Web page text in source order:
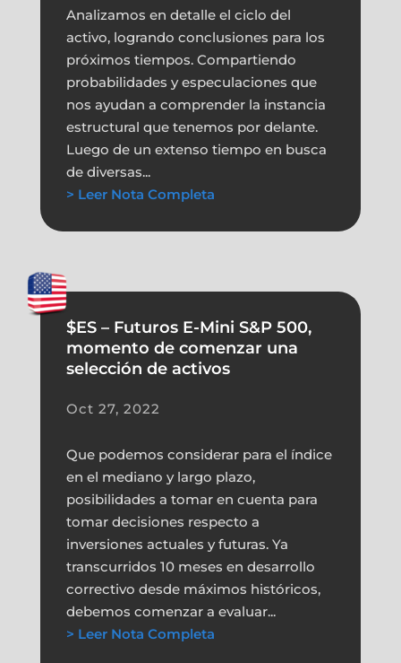
Analizamos en detalle el ciclo del
activo, logrando conclusiones para los
próximos tiempos. Compartiendo
probabilidades y especulaciones que
nos ayudan a comprender la instancia
estructural que tenemos por delante.
Luego de un extenso tiempo en busca
de diversas...
> Leer Nota Completa
$ES – Futuros E-Mini S&P 500,
momento de comenzar una
selección de activos
Oct 27, 2022
Que podemos considerar para el índice
en el mediano y largo plazo,
posibilidades a tomar en cuenta para
tomar decisiones respecto a
inversiones actuales y futuras. Ya
transcurridos 10 meses en desarrollo
correctivo desde máximos históricos,
debemos comenzar a evaluar...
> Leer Nota Completa